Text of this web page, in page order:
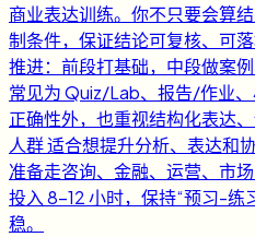
商业表达训练。你不只要会算
制条件，保证结论可复核、可
推进：前段打基础，中段做案
常见为 Quiz/Lab、报告/作业
正确性外，也重视结构化表达
人群 适合想提升分析、表达和
准备走咨询、金融、运营、市
投入 8-12 小时，保持“预习-练
稳。